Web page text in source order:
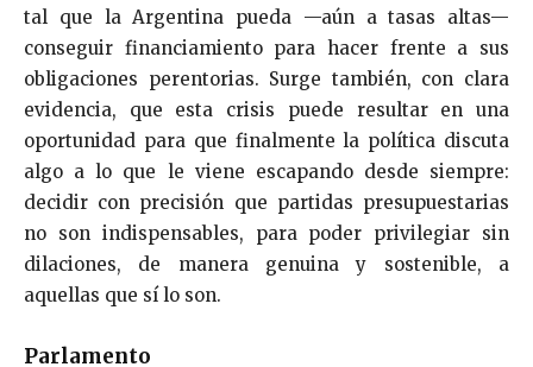
tal que la Argentina pueda —aún a tasas altas—
conseguir financiamiento para hacer frente a sus
obligaciones perentorias. Surge también, con clara
evidencia, que esta crisis puede resultar en una
oportunidad para que finalmente la política discuta
algo a lo que le viene escapando desde siempre:
decidir con precisión que partidas presupuestarias
no son indispensables, para poder privilegiar sin
dilaciones, de manera genuina y sostenible, a
aquellas que sí lo son.
Parlamento